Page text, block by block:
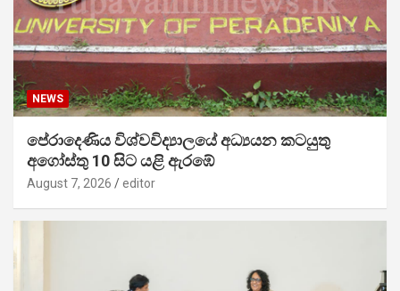
NEWS
පේරාදෙණිය විශ්වවිද්‍යාලයේ අධ්‍යයන කටයුතු
අගෝස්තු 10 සිට යළි ඇරඹේ
August 7, 2026 editor